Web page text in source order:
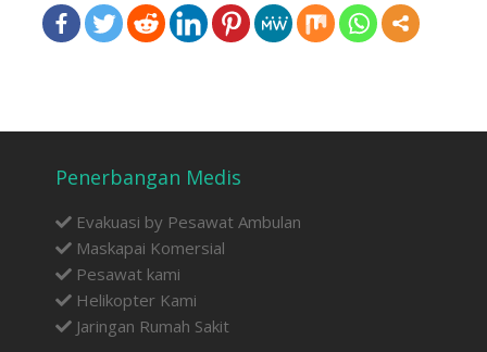
Penerbangan Medis
Evakuasi by Pesawat Ambulan
Maskapai Komersial
Pesawat kami
Helikopter Kami
Jaringan Rumah Sakit